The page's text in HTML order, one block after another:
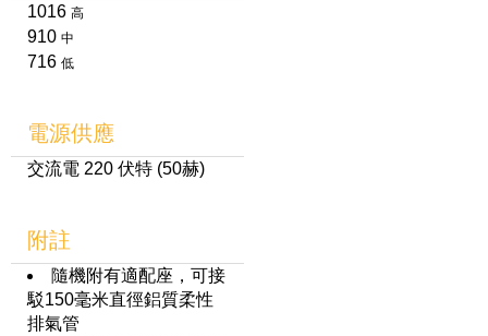
1016 高
910 中
716 低
電源供應
交流電 220 伏特 (50赫)
附註
隨機附有適配座，可接
駁150毫米直徑鋁質柔性
排氣管